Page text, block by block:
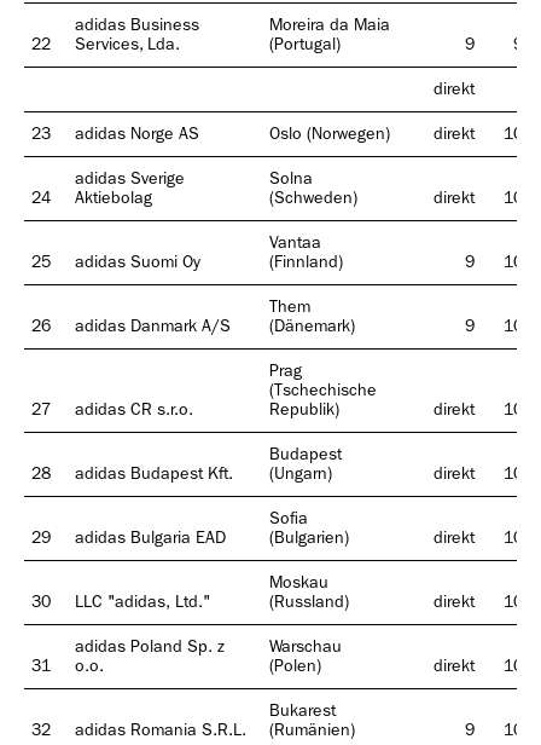
22
adidas Business
Services, Lda.
Moreira da Maia
(Portugal)
9 98
direkt
23 adidas Norge AS Oslo (Norwegen) direkt 100
24
adidas Sverige
Aktiebolag
Solna
(Schweden)
direkt 100
25 adidas Suomi Oy
Vantaa
(Finnland)
9 100
26 adidas Danmark A/S
Them
(Dänemark)
9 100
27 adidas CR s.r.o.
Prag
(Tschechische
Republik)
direkt 100
28 adidas Budapest Kft.
Budapest
(Ungarn)
direkt 100
29 adidas Bulgaria EAD
Sofia
(Bulgarien)
direkt 100
30 LLC "adidas, Ltd."
Moskau
(Russland)
direkt 100
31
adidas Poland Sp. z
o.o.
Warschau
(Polen)
direkt 100
32 adidas Romania S.R.L.
Bukarest
(Rumänien)
9 100